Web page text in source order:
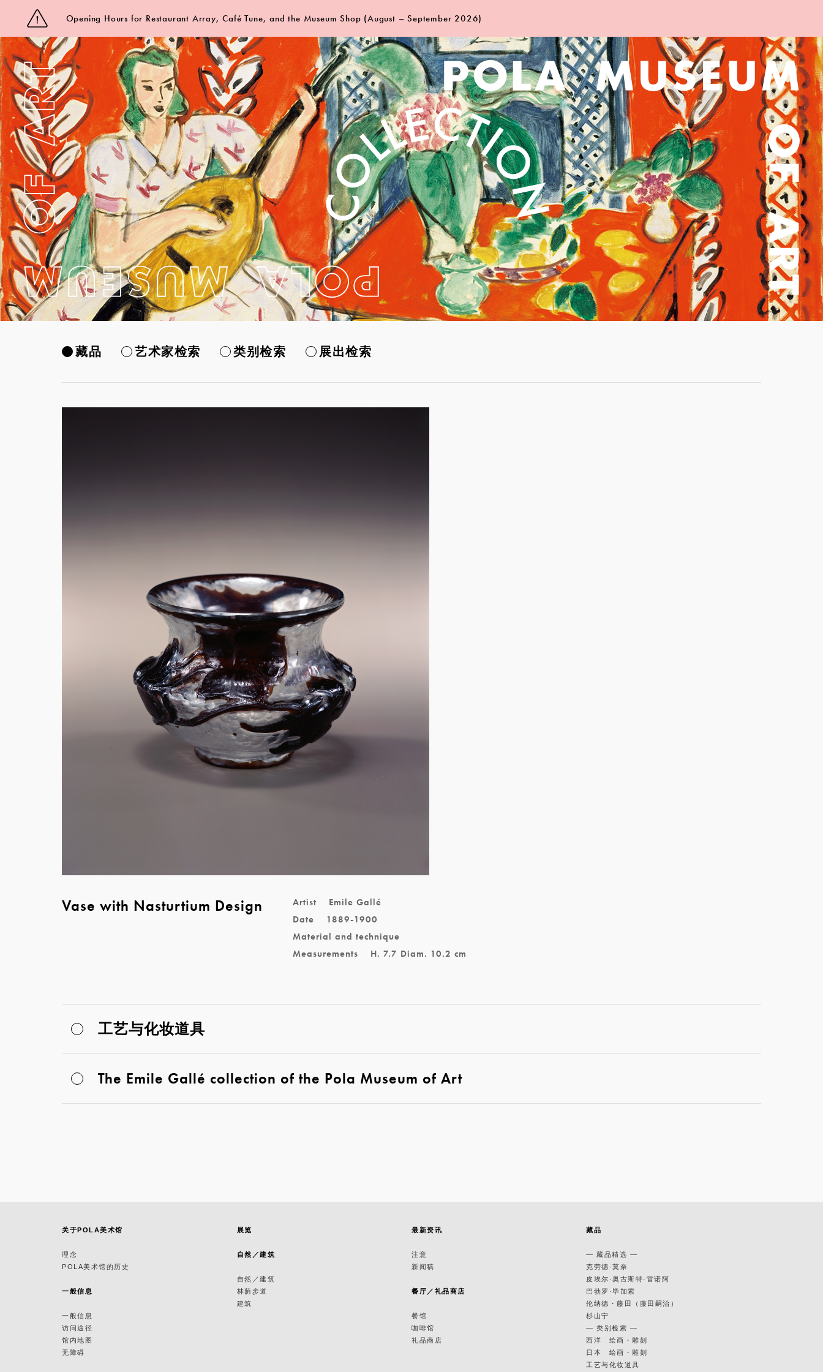
Opening Hours for Restaurant Array, Café Tune, and the Museum Shop (August – September 2026)
藏品 艺术家检索 类别检索 展出检索
Vase with Nasturtium Design Artist
Emile Gallé
Date
1889-1900
Material and technique
Measurements
H. 7.7 Diam. 10.2 cm
工艺与化妆道具
The Emile Gallé collection of the Pola Museum of Art
关于POLA美术馆
理念
POLA美术馆的历史
一般信息
一般信息
访问途径
馆内地图
无障碍
展览
自然／建筑
自然／建筑
林荫步道
建筑
最新资讯
注意
新闻稿
餐厅／礼品商店
餐馆
咖啡馆
礼品商店
藏品
— 藏品精选 —
克劳德·莫奈
皮埃尔·奥古斯特·雷诺阿
巴勃罗·毕加索
伦纳德・藤田（藤田嗣治）
杉山宁
— 类别检索 —
西洋 绘画・雕刻
日本 绘画・雕刻
工艺与化妆道具